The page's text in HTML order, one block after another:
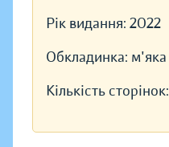
Рік видання: 2022
Обкладинка: м'яка
Кількість сторінок: